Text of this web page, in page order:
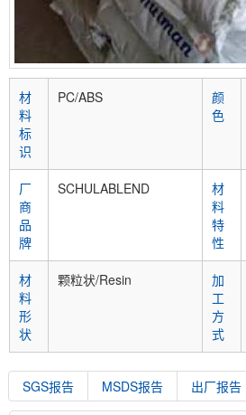
材
料
标
识
PC/ABS
颜
色
厂
商
品
牌
SCHULABLEND
材
料
特
性
材
料
形
状
颗粒状/Resin
加
工
方
式
SGS报告 MSDS报告 出厂报告